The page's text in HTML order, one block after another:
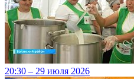
20:30 – 29 июля 2026